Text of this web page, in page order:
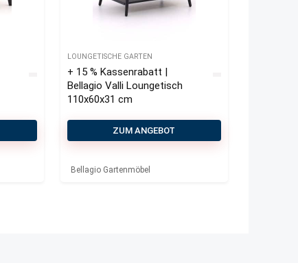
LOUNGETISCHE GARTEN
+ 15 % Kassenrabatt |
Bellagio Valli Loungetisch
110x60x31 cm
ZUM ANGEBOT
Bellagio Gartenmöbel